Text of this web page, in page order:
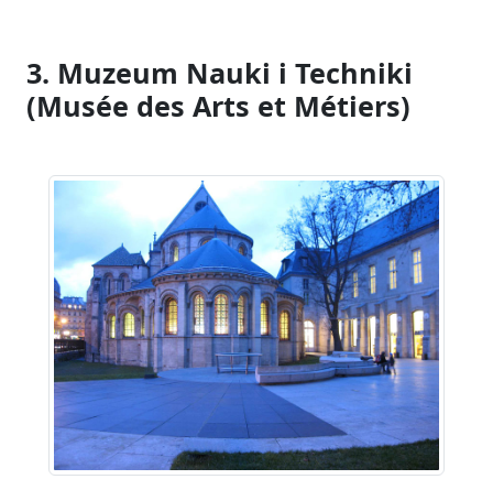
3. Muzeum Nauki i Techniki
(Musée des Arts et Métiers)